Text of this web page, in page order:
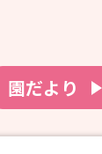
園だより